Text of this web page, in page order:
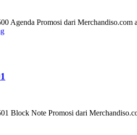
Agenda Promosi dari Merchandiso.com
Block Note Promosi dari